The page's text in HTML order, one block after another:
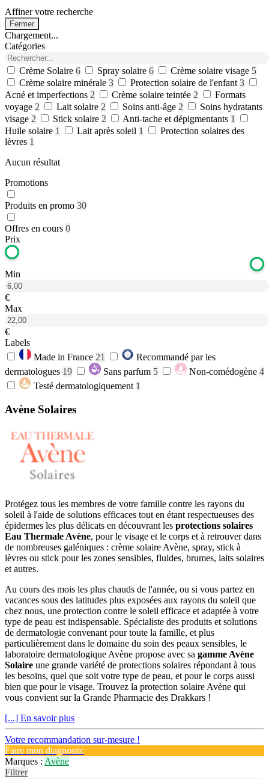
Affiner votre recherche
Fermer
Chargement...
Catégories
Crème Solaire 6 Spray solaire 6 Crème solaire visage 5
Crème solaire minérale 3 Protection solaire de l'enfant 3
Acné et imperfections 2 Crème solaire teintée 2
Formats
voyage 2 Lait solaire 2 Soins anti-âge 2
Soins hydratants
visage 2 Stick solaire 2 Anti-tache et dépigmentants 1
Huile solaire 1 Lait après soleil 1
Protection solaires des
lèvres 1
Aucun résultat
Promotions
Produits en promo 30
Offres en cours 0
Prix
Min
€
Max
€
Labels
Made in France 21
Recommandé par les
dermatologues 19 Sans parfum 5 Non-comédogène 4
Testé dermatologiquement 1
Avène Solaires
Protégez tous les membres de votre famille contre les rayons du
soleil à l'aide de solutions efficaces tout en étant respectueuses des
épidermes les plus délicats en découvrant les protections solaires
Eau Thermale Avène, pour le visage et le corps et à retrouver dans
de nombreuses galéniques : crème solaire Avène, spray, stick à
lèvres ou stick pour les zones sensibles, fluides, brumes, laits solaires
et autres.
Au cours des mois les plus chauds de l'année, ou si vous partez en
vacances sous des latitudes plus exposées aux rayons du soleil que
chez nous, une protection contre le soleil efficace et adaptée à votre
type de peau est indispensable. Spécialiste des produits et solutions
de dermatologie convenant pour toute la famille, et plus
particulièrement dans le domaine du soin des peaux sensibles, le
laboratoire dermatologique Avène propose avec sa gamme Avène
Solaire une grande variété de protections solaires répondant à tous
les besoins, quel que soit votre type de peau, et pour le corps aussi
bien que pour le visage. Trouvez la protection solaire Avène qui
vous convient sur la Grande Pharmacie des Drakkars !
[...] En savoir plus
Votre recommandation sur-mesure !
Faire mon diagnostic
Marques : Avène
Filtrer